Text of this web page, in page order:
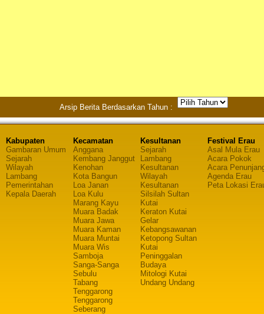
Arsip Berita Berdasarkan Tahun :
Kabupaten
Gambaran Umum
Sejarah
Wilayah
Lambang
Pemerintahan
Kepala Daerah
Kecamatan
Anggana
Kembang Janggut
Kenohan
Kota Bangun
Loa Janan
Loa Kulu
Marang Kayu
Muara Badak
Muara Jawa
Muara Kaman
Muara Muntai
Muara Wis
Samboja
Sanga-Sanga
Sebulu
Tabang
Tenggarong
Tenggarong
Seberang
Kesultanan
Sejarah
Lambang
Kesultanan
Wilayah
Kesultanan
Silsilah Sultan
Kutai
Keraton Kutai
Gelar
Kebangsawanan
Ketopong Sultan
Kutai
Peninggalan
Budaya
Mitologi Kutai
Undang Undang
Festival Erau
Asal Mula Erau
Acara Pokok
Acara
Agenda Erau
Peta Lokasi